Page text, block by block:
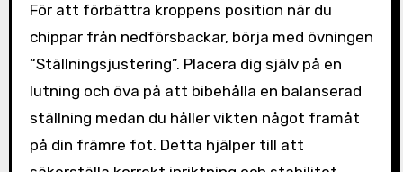
För att förbättra kroppens position när du
chippar från nedförsbackar, börja med övningen
“Ställningsjustering”. Placera dig själv på en
lutning och öva på att bibehålla en balanserad
ställning medan du håller vikten något framåt
på din främre fot. Detta hjälper till att